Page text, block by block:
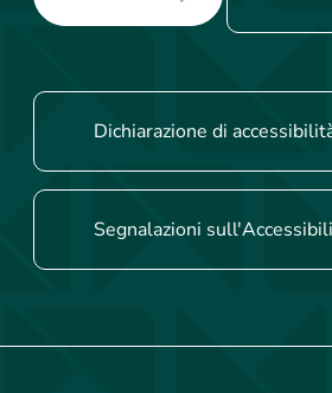
Dichiarazione di
Segnalazioni